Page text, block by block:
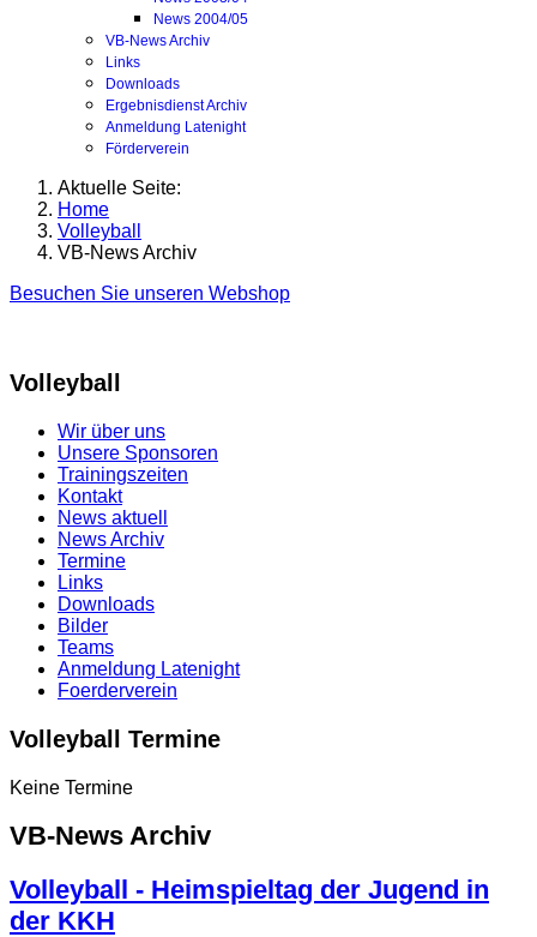
News 2004/05
VB-News Archiv
Links
Downloads
Ergebnisdienst Archiv
Anmeldung Latenight
Förderverein
Aktuelle Seite:
Home
Volleyball
VB-News Archiv
Besuchen Sie unseren Webshop
Volleyball
Wir über uns
Unsere Sponsoren
Trainingszeiten
Kontakt
News aktuell
News Archiv
Termine
Links
Downloads
Bilder
Teams
Anmeldung Latenight
Foerderverein
Volleyball Termine
Keine Termine
VB-News Archiv
Volleyball - Heimspieltag der Jugend in
der KKH